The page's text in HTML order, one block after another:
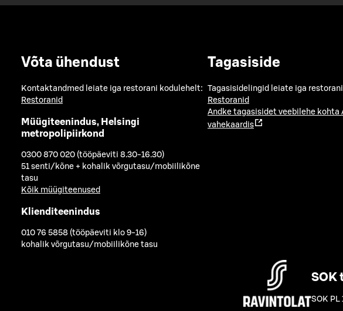
Võta ühendust
Kontaktandmed leiate iga restorani kodulehelt:
Restoranid
Müügiteenindus, Helsingi
metropolipiirkond
0300 870 020 (tööpäeviti 8.30-16.30)
51 senti/kõne + kohalik võrgutasu/mobiilikõne
tasu
Kõik müügiteenused
Klienditeenindus
010 76 5858 (tööpäeviti klo 9-16)
kohalik võrgutasu/mobiilikõne tasu
Tagasiside
Tagasisidelingid leiate iga
Restoranid
Andke tagasisidet veebilehe kohta
vahekaardis
SOK PL